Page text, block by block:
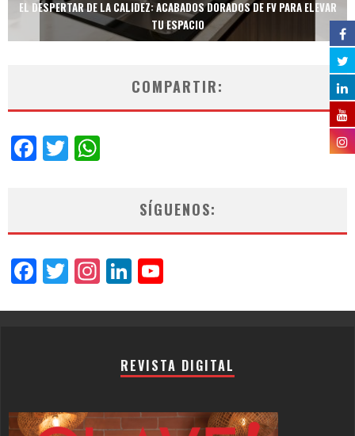
EL DESPERTAR DE LA CALIDEZ: ACABADOS DORADOS DE FV PARA ELEVAR
TU ESPACIO
COMPARTIR:
Facebook
Twitter
SÍGUENOS:
Facebook
Twitter
Instagram
LinkedIn
REVISTA DIGITAL